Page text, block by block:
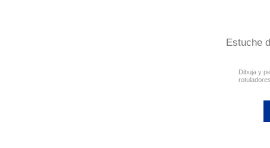
Estuche
Dibuja y